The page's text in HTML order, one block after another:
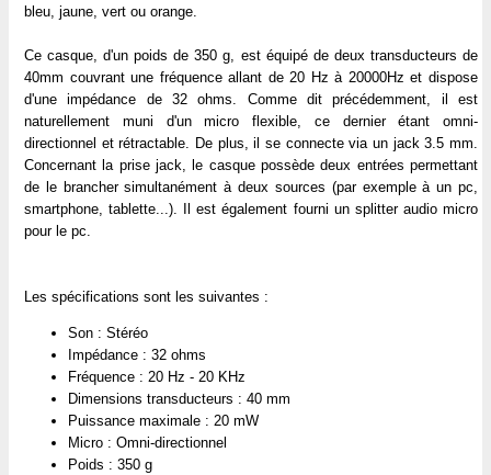
bleu, jaune, vert ou orange.
Ce casque, d'un poids de 350 g, est équipé de deux transducteurs de
40mm couvrant une fréquence allant de 20 Hz à 20000Hz et dispose
d'une impédance de 32 ohms. Comme dit précédemment, il est
naturellement muni d'un micro flexible, ce dernier étant omni-
directionnel et rétractable. De plus, il se connecte via un jack 3.5 mm.
Concernant la prise jack, le casque possède deux entrées permettant
de le brancher simultanément à deux sources (par exemple à un pc,
smartphone, tablette...). Il est également fourni un splitter audio micro
pour le pc.
Les spécifications sont les suivantes :
Son : Stéréo
Impédance : 32 ohms
Fréquence : 20 Hz - 20 KHz
Dimensions transducteurs : 40 mm
Puissance maximale : 20 mW
Micro : Omni-directionnel
Poids : 350 g